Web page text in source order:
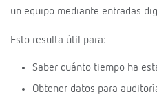
un equipo mediante entradas
Esto resulta útil para:
Saber cuánto tiempo ha
Obtener datos para